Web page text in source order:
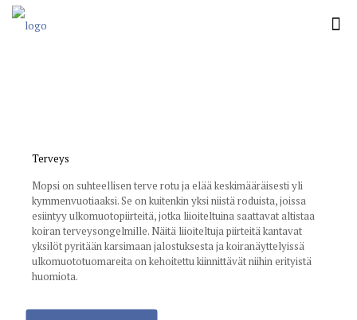
Terveys
Mopsi on suhteellisen terve rotu ja elää keskimääräisesti yli
kymmenvuotiaaksi. Se on kuitenkin yksi niistä roduista, joissa
esiintyy ulkomuotopiirteitä, jotka liioiteltuina saattavat altistaa
koiran terveysongelmille. Näitä liioiteltuja piirteitä kantavat
yksilöt pyritään karsimaan jalostuksesta ja koiranäyttelyissä
ulkomuototuomareita on kehoitettu kiinnittävät niihin erityistä
huomiota.